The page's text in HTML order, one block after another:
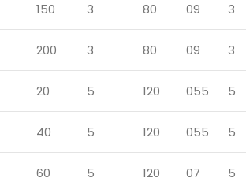
150 3 80 09 3
200 3 80 09 3
20 5 120 055 5
40 5 120 055 5
60 5 120 07 5